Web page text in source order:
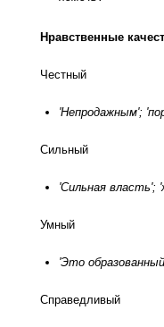
Нравственные
Честный
'Непродажным';
Сильный
'Сильная власть';
Умный
'Это
Справедливый